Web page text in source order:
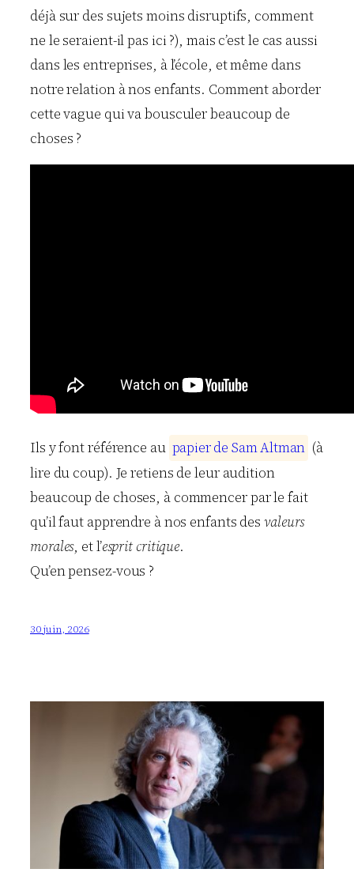
déjà sur des sujets moins disruptifs, comment
ne le seraient-il pas ici ?), mais c’est le cas aussi
dans les entreprises, à l’école, et même dans
notre relation à nos enfants. Comment aborder
cette vague qui va bousculer beaucoup de
choses ?
Ils y font référence au papierde SamAltman (à
lire du coup). Je retiens de leur audition
beaucoup de choses, à commencer par le fait
qu’il faut apprendre à nos enfants desvaleurs
morales, et l’esprit critique.
Qu’en pensez-vous ?
30 juin, 2026